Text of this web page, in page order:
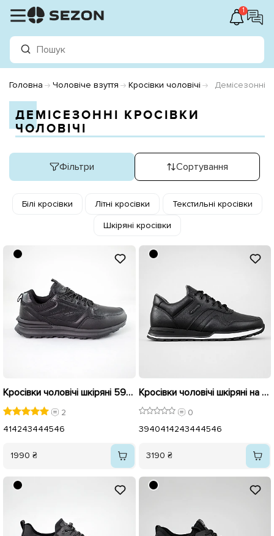
1
Головна Чоловіче взуття Кросівки чоловічі Демісезонні
ДЕМІСЕЗОННІ КРОСІВКИ
ЧОЛОВІЧІ
Фільтри Сортування
Білі кросівки Літні кросівки Текстильні кросівки
Шкіряні кросівки
Кросівки чоловічі шкіряні 592894 Чорні
2
414243444546
1990 ₴
Кросівки чоловічі шкіряні на флісі 595604 Чорні
0
3940414243444546
3190 ₴